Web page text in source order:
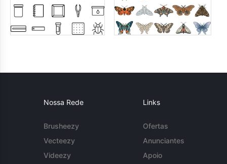
Nossa Rede
Brusheezy
Vecteezy
Videezy
Links
Ofertas
Anunciantes
Apoio